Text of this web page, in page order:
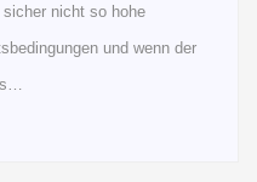
nicht so hohe
und wenn der